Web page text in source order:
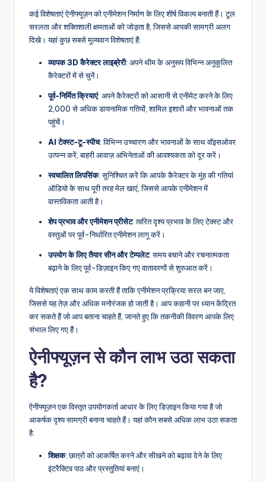
कई विशेषताएं ऐनीफ्यूज़न को एनीमेशन निर्माण के लिए शीर्ष विकल्प बनाती हैं। टूल
सरलता और शक्तिशाली क्षमताओं को जोड़ता है, जिससे आपकी सामग्री अलग
दिखे। यहां कुछ सबसे मूल्यवान विशेषताएं हैं:
व्यापक 3D कैरेक्टर लाइब्रेरी: अपने थीम के अनुरूप विभिन्न अनुकूलित
कैरेक्टरों में से चुनें।
पूर्व-निर्मित क्रियाएं: अपने कैरेक्टरों को आसानी से एनीमेट करने के लिए
2,000 से अधिक डायनामिक गतियों, शामिल इशारों और भावनाओं तक
पहुंचें।
AI टेक्स्ट-टू-स्पीच: विभिन्न उच्चारण और भावनाओं के साथ वॉइसओवर
उत्पन्न करें, बाहरी आवाज़ अभिनेताओं की आवश्यकता को दूर करें।
स्वचालित लिपसिंक: सुनिश्चित करें कि आपके कैरेक्टर के मुंह की गतियां
ऑडियो के साथ पूरी तरह मेल खाएं, जिससे आपके एनीमेशन में
वास्तविकता आती है।
शेप प्रभाव और एनीमेशन प्रीसेट: त्वरित दृश्य प्रभाव के लिए टेक्स्ट और
वस्तुओं पर पूर्व-निर्धारित एनीमेशन लागू करें।
उपयोग के लिए तैयार सीन और टेम्पलेट: समय बचाने और रचनात्मकता
बढ़ाने के लिए पूर्व-डिज़ाइन किए गए वातावरणों से शुरुआत करें।
ये विशेषताएं एक साथ काम करती हैं ताकि एनीमेशन प्रक्रिया सरल बन जाए,
जिससे यह तेज़ और अधिक मनोरंजक हो जाती है। आप कहानी पर ध्यान केंद्रित
कर सकते हैं जो आप बताना चाहते हैं, जानते हुए कि तकनीकी विवरण आपके लिए
संभाल लिए गए हैं।
ऐनीफ्यूज़न से कौन लाभ उठा सकता
है?
ऐनीफ्यूज़न एक विस्तृत उपयोगकर्ता आधार के लिए डिज़ाइन किया गया है जो
आकर्षक दृश्य सामग्री बनाना चाहते हैं। यहां कौन सबसे अधिक लाभ उठा सकता
है:
शिक्षक: छात्रों को आकर्षित करने और सीखने को बढ़ावा देने के लिए
इंटरैक्टिव पाठ और प्रस्तुतियां बनाएं।